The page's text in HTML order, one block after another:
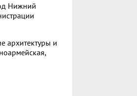
Нижний
архитектуры и